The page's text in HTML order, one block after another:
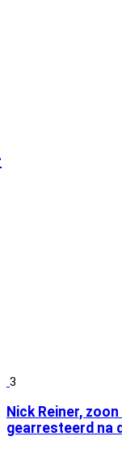
3
Nick Reiner,
gearresteerd na